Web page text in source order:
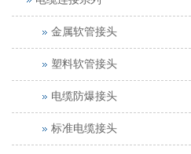
金属软管接头
塑料软管接头
电缆防爆接头
标准电缆接头